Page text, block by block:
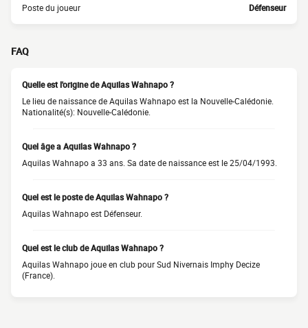
Poste du joueur Défenseur
FAQ
Quelle est l'origine de Aquilas Wahnapo ?
Le lieu de naissance de Aquilas Wahnapo est la Nouvelle-Calédonie.
Nationalité(s): Nouvelle-Calédonie.
Quel âge a Aquilas Wahnapo ?
Aquilas Wahnapo a 33 ans. Sa date de naissance est le 25/04/1993.
Quel est le poste de Aquilas Wahnapo ?
Aquilas Wahnapo est Défenseur.
Quel est le club de Aquilas Wahnapo ?
Aquilas Wahnapo joue en club pour Sud Nivernais Imphy Decize
(France).